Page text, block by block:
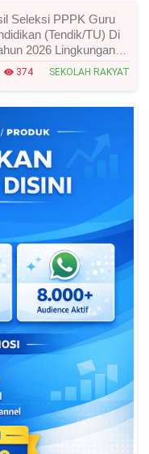
Seleksi PPPK Guru
(Tendik/TU) Di
2026 Lingkungan
RI, Ini Daftar Nama
374 SEKOLAH RAKYAT